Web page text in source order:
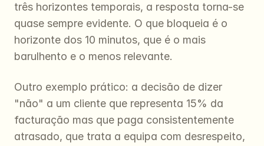
três horizontes temporais, a resposta torna-se
quase sempre evidente. O que bloqueia é o
horizonte dos 10 minutos, que é o mais
barulhento e o menos relevante.
Outro exemplo prático: a decisão de dizer
"não" a um cliente que representa 15% da
facturação mas que paga consistentemente
atrasado, que trata a equipa com desrespeito,